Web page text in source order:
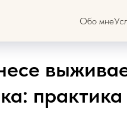
Обо мне
практика